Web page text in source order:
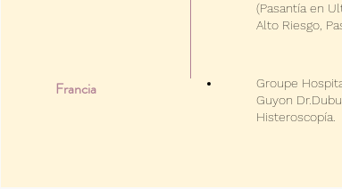
Francia
(Pasantía en
Alto Riesgo,
Groupe
Guyon
Histeroscopía.